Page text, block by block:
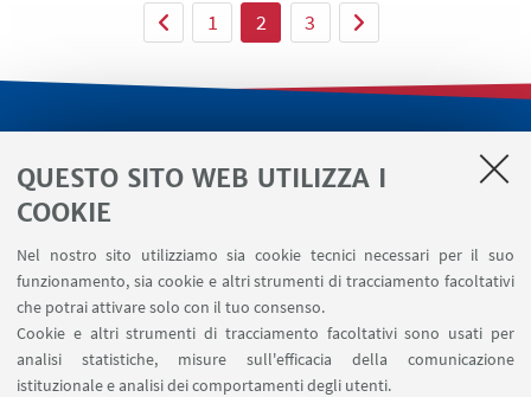
QUESTO SITO WEB UTILIZZA I
COOKIE
Nel nostro sito utilizziamo sia cookie tecnici necessari per il suo
funzionamento, sia cookie e altri strumenti di tracciamento facoltativi
che potrai attivare solo con il tuo consenso.
Cookie e altri strumenti di tracciamento facoltativi sono usati per
analisi statistiche, misure sull'efficacia della comunicazione
istituzionale e analisi dei comportamenti degli utenti.
1 2 3
Segnala un evento
Contatti
SEGUI IL DIPARTIMENTO SU: